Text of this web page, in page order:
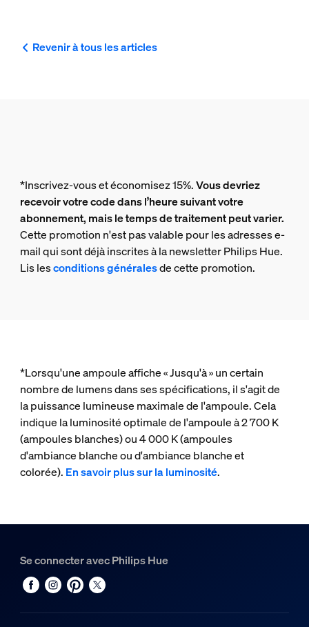
Revenir à tous les articles
*Inscrivez-vous et économisez 15%.Vous devriez
recevoir votre code dans l’heure suivant votre
abonnement, mais le temps de traitement peut varier.
Cette promotion n'est pas valable pour les adresses e-
mail qui sont déjà inscrites à la newsletter Philips Hue.
Lis lesconditions généralesde cette promotion.
*Lorsqu'une ampoule affiche « Jusqu'à » un certain
nombre de lumens dans ses spécifications, il s'agit de
la puissance lumineuse maximale de l'ampoule. Cela
indique la luminosité optimale de l'ampoule à 2 700 K
(ampoules blanches) ou 4 000 K (ampoules
d'ambiance blanche ou d'ambiance blanche et
colorée). En savoir plus sur la luminosité.
Se connecter avec Philips Hue